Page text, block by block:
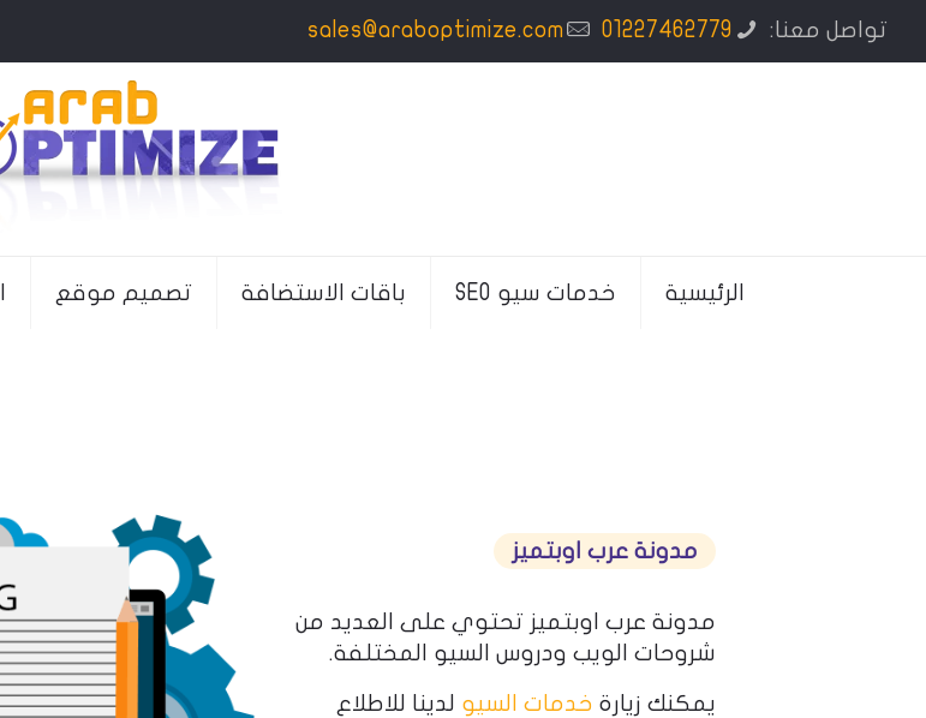
تواصل معنا: 01227462779
sales@araboptimize.com
الرئيسية خدمات سيو SEO باقات الاستضافة تصميم موقع
مدونة عرب اوبتميز
مدونة عرب اوبتميز تحتوي على العديد من
شروحات الويب ودروس السيو المختلفة.
يمكنك زيارة خدمات السيو لدينا للاطلاع